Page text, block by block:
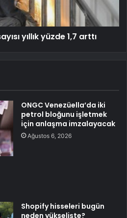
yıllık yüzde 1,7 arttı
ONGC Venezüella’da iki
petrol bloğunu işletmek
için anlaşma imzalayacak
Ağustos 6, 2026
Shopify hisseleri bugün
neden yükselişte?